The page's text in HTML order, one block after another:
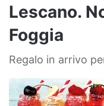
Lescano.
Foggia
Regalo in arrivo